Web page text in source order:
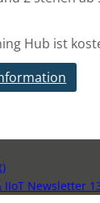
Hub ist
IIoT Newsletter